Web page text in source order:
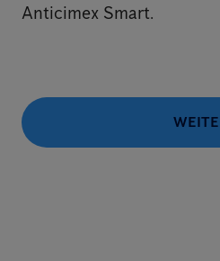
Anticimex Smart.